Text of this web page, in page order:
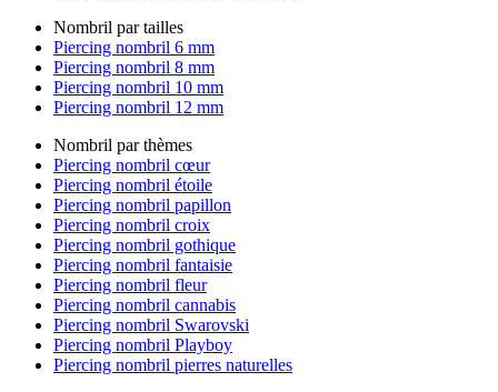
Nombril par tailles
Piercing nombril 6 mm
Piercing nombril 8 mm
Piercing nombril 10 mm
Piercing nombril 12 mm
Nombril par thèmes
Piercing nombril cœur
Piercing nombril étoile
Piercing nombril papillon
Piercing nombril croix
Piercing nombril gothique
Piercing nombril fantaisie
Piercing nombril fleur
Piercing nombril cannabis
Piercing nombril Swarovski
Piercing nombril Playboy
Piercing nombril pierres naturelles